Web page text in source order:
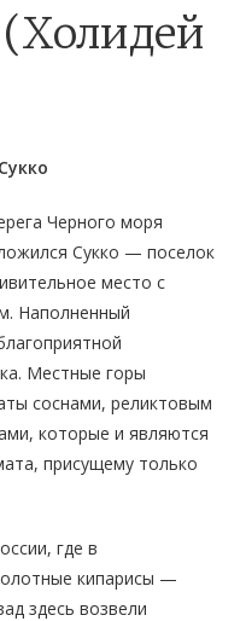
Черного моря
Сукко — поселок
место с
Наполненный
Местные горы
соснами, реликтовым
которые и являются
присущему только
где в
кипарисы —
здесь возвели